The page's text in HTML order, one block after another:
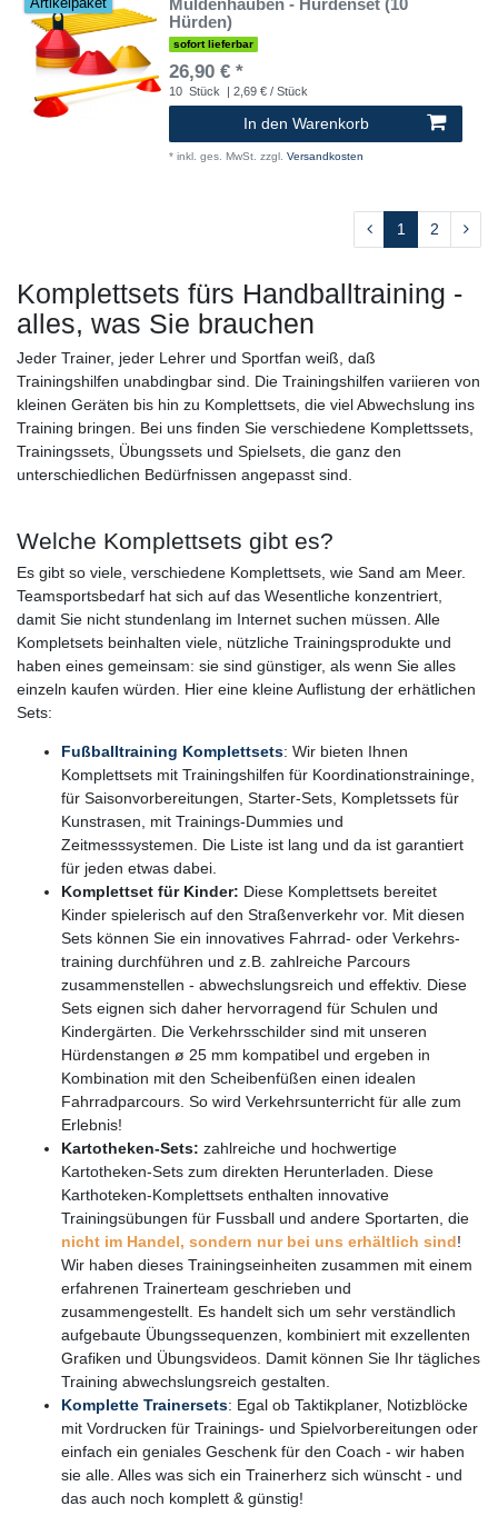
Artikelpaket
Muldenhauben - Hürdenset (10
Hürden)
sofort lieferbar
26,90 € *
10 Stück | 2,69 € / Stück
In den Warenkorb
* inkl. ges. MwSt. zzgl. Versandkosten
1 2
Komplettsets fürs Handballtraining -
alles, was Sie brauchen
Jeder Trainer, jeder Lehrer und Sportfan weiß, daß
Trainingshilfen unabdingbar sind. Die Trainingshilfen variieren von
kleinen Geräten bis hin zu Komplettsets, die viel Abwechslung ins
Training bringen. Bei uns finden Sie verschiedene Komplettssets,
Trainingssets, Übungssets und Spielsets, die ganz den
unterschiedlichen Bedürfnissen angepasst sind.
Welche Komplettsets gibt es?
Es gibt so viele, verschiedene Komplettsets, wie Sand am Meer.
Teamsportsbedarf hat sich auf das Wesentliche konzentriert,
damit Sie nicht stundenlang im Internet suchen müssen. Alle
Kompletsets beinhalten viele, nützliche Trainingsprodukte und
haben eines gemeinsam: sie sind günstiger, als wenn Sie alles
einzeln kaufen würden. Hier eine kleine Auflistung der erhätlichen
Sets:
Fußballtraining Komplettsets: Wir bieten Ihnen
Komplettsets mit Trainingshilfen für Koordinationstraininge,
für Saisonvorbereitungen, Starter-Sets, Kompletssets für
Kunstrasen, mit Trainings-Dummies und
Zeitmesssystemen. Die Liste ist lang und da ist garantiert
für jeden etwas dabei.
Komplettset für Kinder: Diese Komplettsets bereitet
Kinder spielerisch auf den Straßenverkehr vor. Mit diesen
Sets können Sie ein innovatives Fahrrad- oder Verkehrs-
training durchführen und z.B. zahlreiche Parcours
zusammenstellen - abwechslungsreich und effektiv. Diese
Sets eignen sich daher hervorragend für Schulen und
Kindergärten. Die Verkehrsschilder sind mit unseren
Hürdenstangen ø 25 mm kompatibel und ergeben in
Kombination mit den Scheibenfüßen einen idealen
Fahrradparcours. So wird Verkehrsunterricht für alle zum
Erlebnis!
Kartotheken-Sets: zahlreiche und hochwertige
Kartotheken-Sets zum direkten Herunterladen. Diese
Karthoteken-Komplettsets enthalten innovative
Trainingsübungen für Fussball und andere Sportarten, die
nicht im Handel, sondern nur bei uns erhältlich sind!
Wir haben dieses Trainingseinheiten zusammen mit einem
erfahrenen Trainerteam geschrieben und
zusammengestellt. Es handelt sich um sehr verständlich
aufgebaute Übungssequenzen, kombiniert mit exzellenten
Grafiken und Übungsvideos. Damit können Sie Ihr tägliches
Training abwechslungsreich gestalten.
Komplette Trainersets: Egal ob Taktikplaner, Notizblöcke
mit Vordrucken für Trainings- und Spielvorbereitungen oder
einfach ein geniales Geschenk für den Coach - wir haben
sie alle. Alles was sich ein Trainerherz sich wünscht - und
das auch noch komplett & günstig!